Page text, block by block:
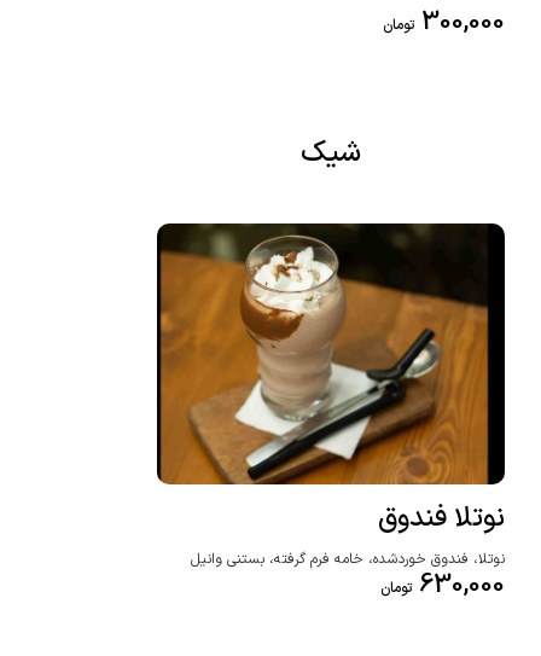
300,000 تومان
شیک
نوتلا فندوق
نوتلا، فندوق خوردشده، خامه فرم گرفته، بستنی وانیل
630,000 تومان